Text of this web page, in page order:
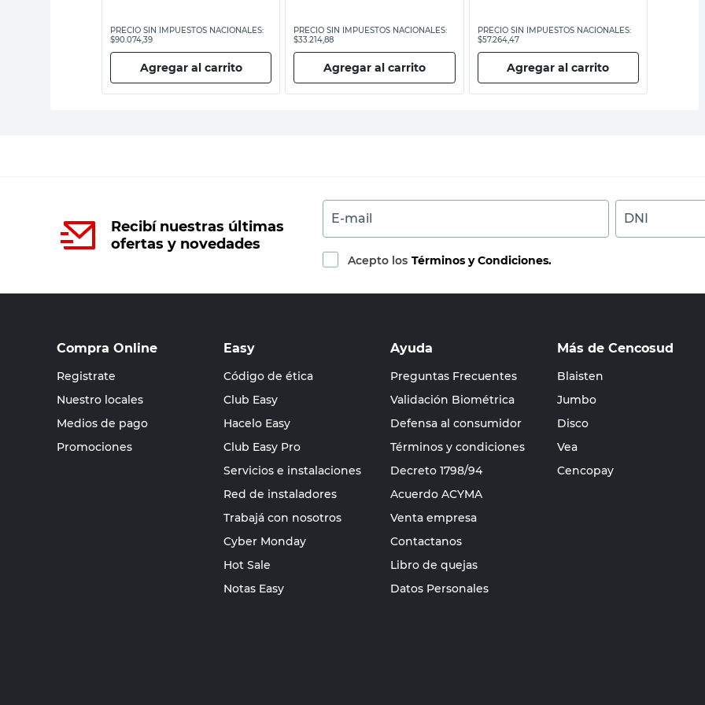
PRECIO SIN IMPUESTOS NACIONALES:
$90.074,39
Agregar al carrito
PRECIO SIN IMPUESTOS NACIONALES:
$33.214,88
Agregar al carrito
PRECIO SIN IMPUESTOS NACIONALES:
$57.264,47
Agregar al carrito
Recibí nuestras últimas
ofertas y novedades
E-mail DNI
Acepto los Términos y Condiciones.
Compra Online
Registrate
Nuestro locales
Medios de pago
Promociones
Easy
Código de ética
Club Easy
Hacelo Easy
Club Easy Pro
Servicios e instalaciones
Red de instaladores
Trabajá con nosotros
Cyber Monday
Hot Sale
Notas Easy
Ayuda
Preguntas Frecuentes
Validación Biométrica
Defensa al consumidor
Términos y condiciones
Decreto 1798/94
Acuerdo ACYMA
Venta empresa
Contactanos
Libro de quejas
Datos Personales
Más de Cencosud
Blaisten
Jumbo
Disco
Vea
Cencopay